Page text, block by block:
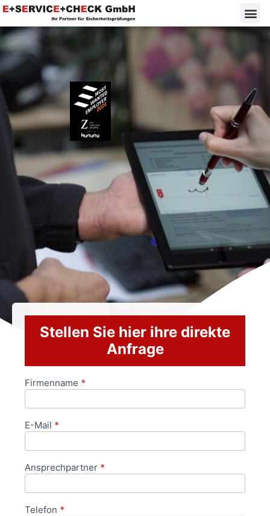
Stellen Sie hier ihre direkte
Anfrage
Anfrageformular
Firmenname *
E-Mail *
Ansprechpartner *
Telefon *